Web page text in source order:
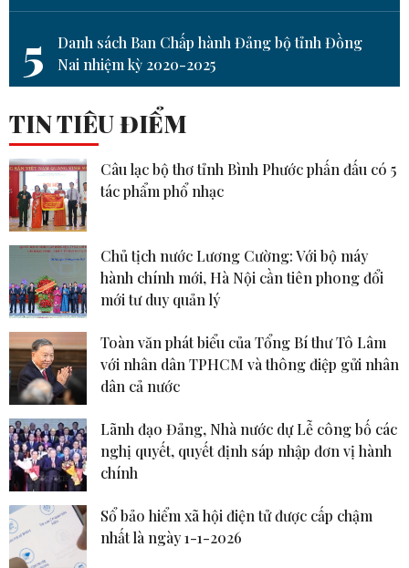
5
Danh sách Ban Chấp hành Đảng bộ tỉnh Đồng
Nai nhiệm kỳ 2020-2025
TIN TIÊU ĐIỂM
Câu lạc bộ thơ tỉnh Bình Phước phấn đấu có 5
tác phẩm phổ nhạc
Chủ tịch nước Lương Cường: Với bộ máy
hành chính mới, Hà Nội cần tiên phong đổi
mới tư duy quản lý
Toàn văn phát biểu của Tổng Bí thư Tô Lâm
với nhân dân TPHCM và thông điệp gửi nhân
dân cả nước
Lãnh đạo Đảng, Nhà nước dự Lễ công bố các
nghị quyết, quyết định sáp nhập đơn vị hành
chính
Sổ bảo hiểm xã hội điện tử được cấp chậm
nhất là ngày 1-1-2026